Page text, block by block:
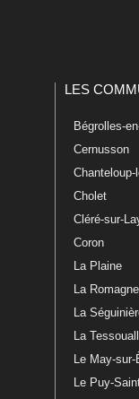
LES
Bégrolles-
Cernusson
Chanteloup-
Cholet
Cléré-sur-
Coron
La Plaine
La Romagne
La
La
Le May-sur-
Le Puy-